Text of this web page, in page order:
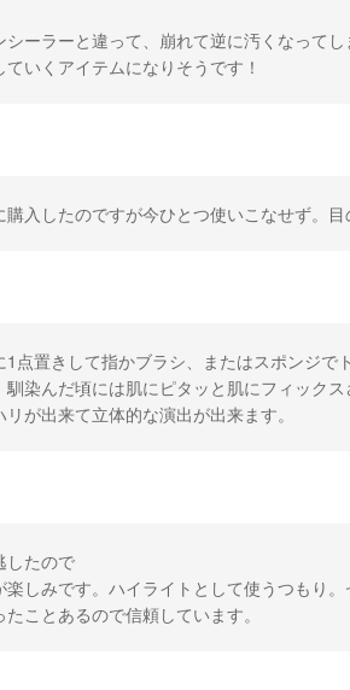
シーラーと違って、崩れて逆に汚くなって
いくアイテムになりそうです！
購入したのですが今ひとつ使いこなせず。目
1点置きして指かブラシ、またはスポンジで
馴染んだ頃には肌にピタッと肌にフィックス
が出来て立体的な演出が出来ます。
したので
楽しみです。ハイライトとして使うつもり
ことあるので信頼しています。